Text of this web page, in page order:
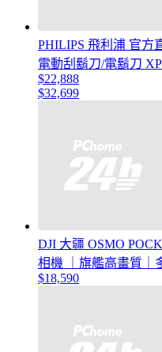
PHILIPS 飛利浦 官方
電動刮鬍刀/電鬍刀
$22,888
$32,699
DJI 大疆 OSMO
相機 ｜旗艦高畫質｜
$18,590